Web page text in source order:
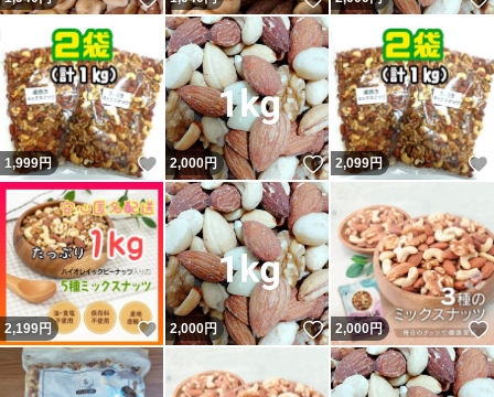
1,999円 いいね！
2,000円 いいね！
2,099円
2,199円 いいね！
2,000円 いいね！
2,000円